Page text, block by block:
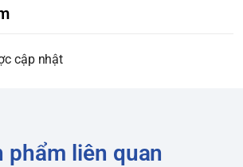
cập nhật
phẩm liên quan